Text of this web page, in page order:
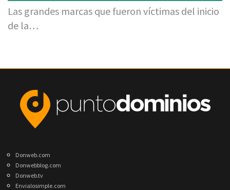
Las grandes marcas que fueron víctimas del inicio
de la…
Donweb.com
Donwebblog.com
Donweb.tv
Envialosimple.com